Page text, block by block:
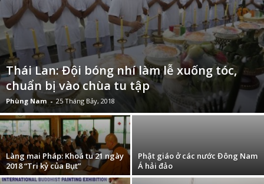
Thái Lan: Đội bóng nhí làm lễ xuống tóc,
chuẩn bị vào chùa tu tập
Phùng Nam - 25 Tháng Bảy, 2018
Làng mai Pháp: Khoá tu 21 ngày
2018 “Tri kỷ của Bụt”
Phật giáo ở các nước Đông Nam
Á hải đảo